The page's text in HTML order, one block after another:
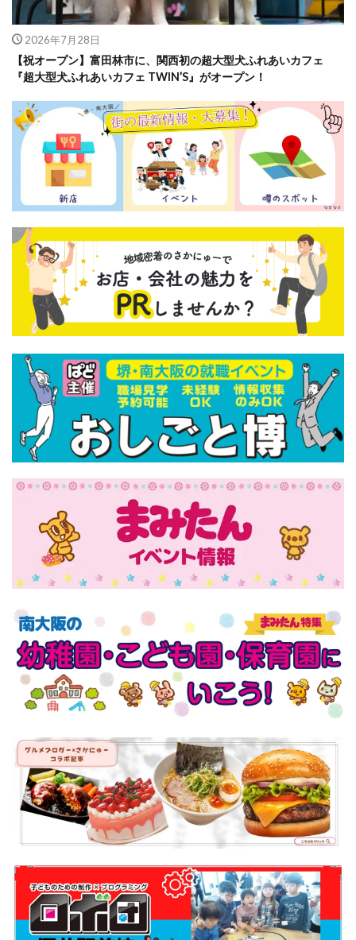
2026年7月28日
【祝オープン】富田林市に、関西初の超大型犬ふれあいカフェ
『超大型犬ふれあいカフェ TWIN’S』がオープン！